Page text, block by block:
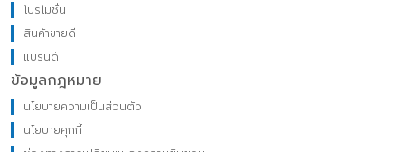
โปรโมชั่น
สินค้าขายดี
แบรนด์
ข้อมูลกฎหมาย
นโยบายความเป็นส่วนตัว
นโยบายคุกกี้